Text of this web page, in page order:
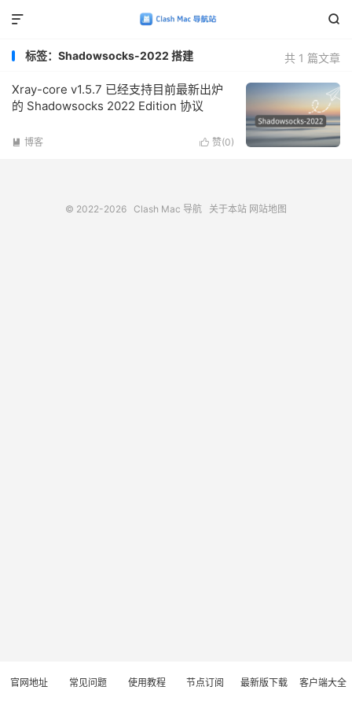


共 1 篇文章
标签：Shadowsocks-2022 搭建
Xray-core v1.5.7 已经支持目前最新出炉
的 Shadowsocks 2022 Edition 协议
 赞(0)
 博客
© 2022-2026 Clash Mac 导航 关于本站 网站地图
官网地址 常见问题 使用教程 节点订阅 最新版下载 客户端大全